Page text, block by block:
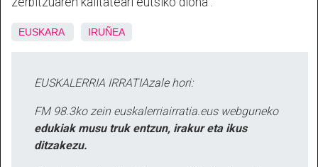
EUSKARA IRUÑEA
EUSKALERRIA IRRATIAzale hori:
FM 98.3ko zein euskalerriairratia.eus webguneko
edukiak musu truk entzun, irakur eta ikus
ditzakezu.